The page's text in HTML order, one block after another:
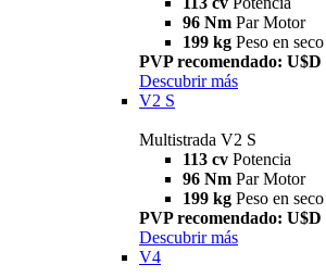
96 Nm Par Motor
199 kg Peso en seco
PVP recomendado: U$D
Descubrir más
V2 S
Multistrada V2 S
113 cv Potencia
96 Nm Par Motor
199 kg Peso en seco
PVP recomendado: U$D
Descubrir más
V4